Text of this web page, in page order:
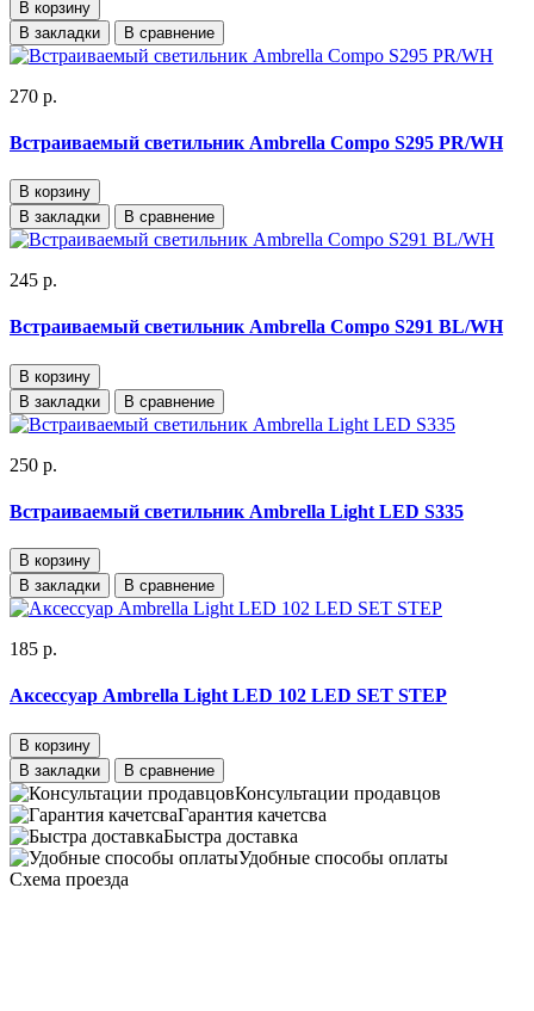
В корзину
В закладки
В сравнение
270 р.
Встраиваемый светильник Ambrella Compo S295 PR/WH
В корзину
В закладки
В сравнение
245 р.
Встраиваемый светильник Ambrella Compo S291 BL/WH
В корзину
В закладки
В сравнение
250 р.
Встраиваемый светильник Ambrella Light LED S335
В корзину
В закладки
В сравнение
185 р.
Аксессуар Ambrella Light LED 102 LED SET STEP
В корзину
В закладки
В сравнение
Консультации продавцов
Гарантия качетсва
Быстра доставка
Удобные способы оплаты
Схема проезда